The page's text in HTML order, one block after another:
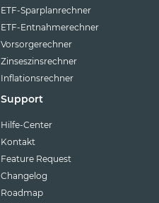
ETF-Sparplanrechner
ETF-Entnahmerechner
Vorsorgerechner
Zinseszinsrechner
Inflationsrechner
Support
Hilfe-Center
Kontakt
Feature Request
Changelog
Roadmap